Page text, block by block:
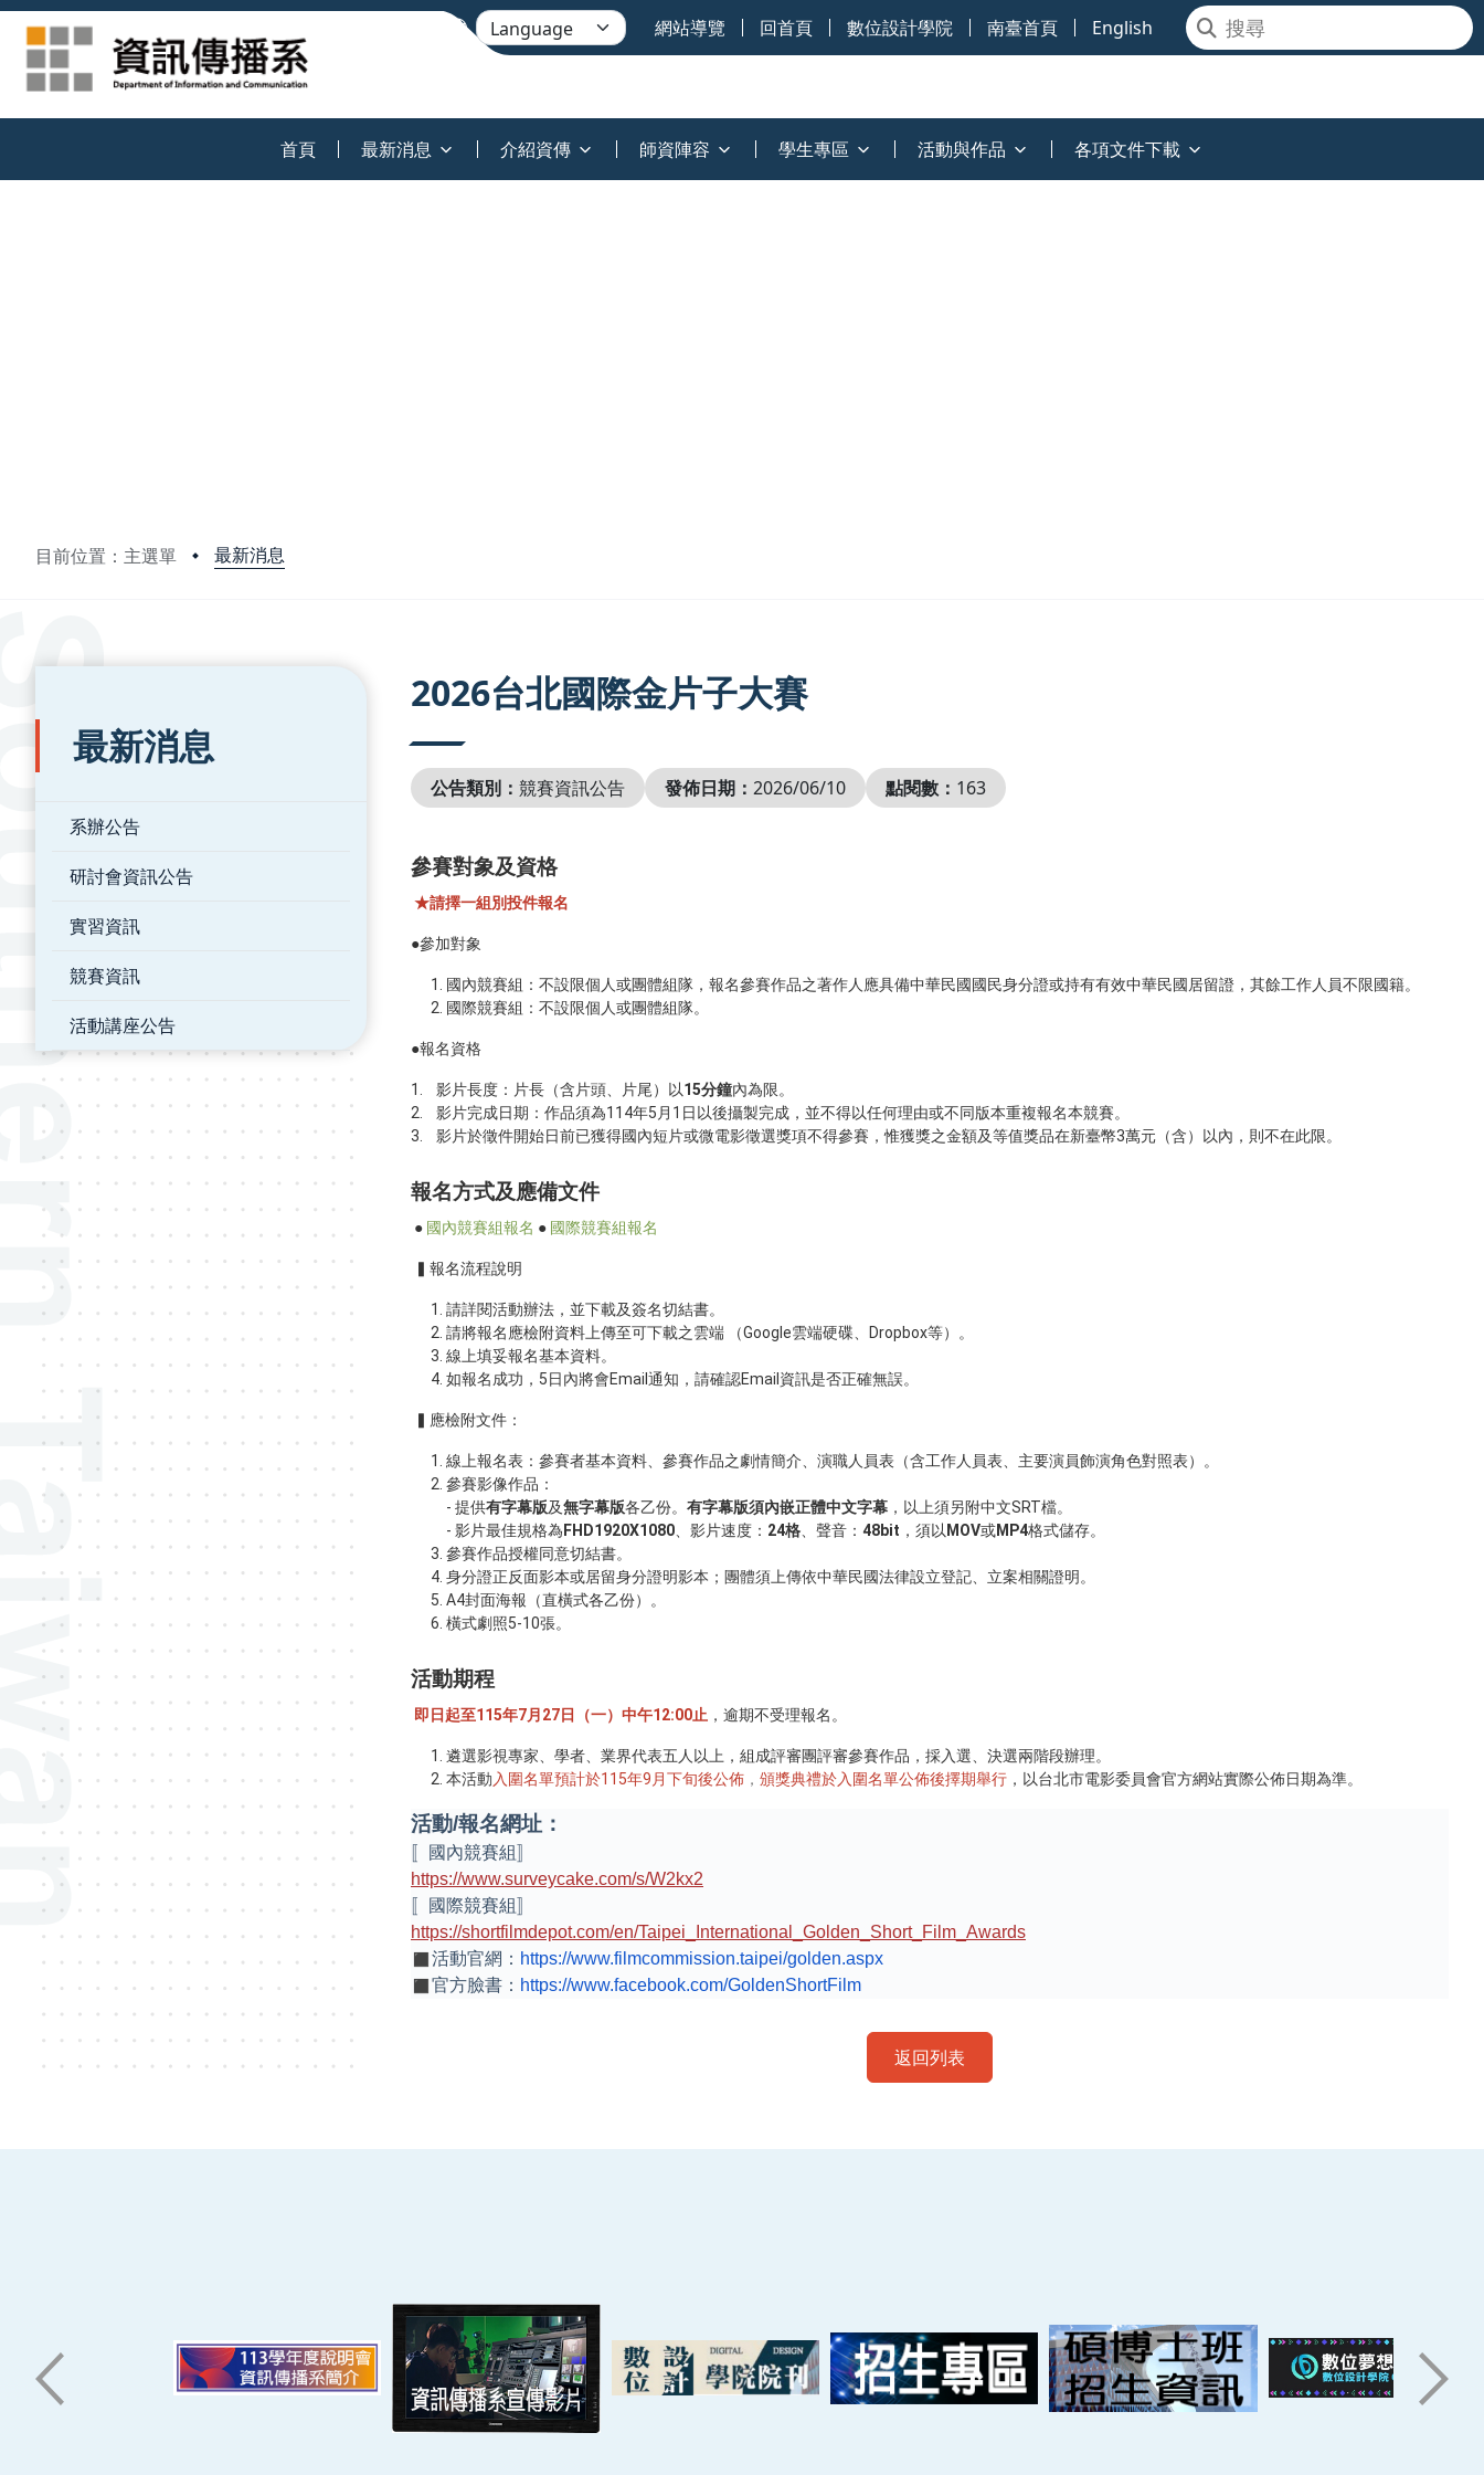
網站導覽 回首頁 數位設計學院 南臺首頁 English
首頁 最新消息 介紹資傳 師資陣容 學生專區 活動與作品 各項文件下載
目前位置：主選單 最新消息
:::
最新消息
系辦公告
研討會資訊公告
實習資訊
競賽資訊
活動講座公告
2026台北國際金片子大賽
公告類別： 競賽資訊公告 發佈日期： 2026/06/10 點閱數： 163
參賽對象及資格
★請擇一組別投件報名
●參加對象
國內競賽組：不設限個人或團體組隊，報名參賽作品之著作人應具備中華民國國民身分證或持有有效中華民國居留證，其餘工作人員不限國籍。
國際競賽組：不設限個人或團體組隊。
●報名資格
1. 影片長度：片長（含片頭、片尾）以15分鐘內為限。
2. 影片完成日期：作品須為114年5月1日以後攝製完成，並不得以任何理由或不同版本重複報名本競賽。
3. 影片於徵件開始日前已獲得國內短片或微電影徵選獎項不得參賽，惟獲獎之金額及等值獎品在新臺幣3萬元（含）以內，則不在此限。
報名方式及應備文件
● 國內競賽組報名 ● 國際競賽組報名
▍報名流程說明
請詳閱活動辦法，並下載及簽名切結書。
請將報名應檢附資料上傳至可下載之雲端 （Google雲端硬碟、Dropbox等）。
線上填妥報名基本資料。
如報名成功，5日內將會Email通知，請確認Email資訊是否正確無誤。
▍應檢附文件：
線上報名表：參賽者基本資料、參賽作品之劇情簡介、演職人員表（含工作人員表、主要演員飾演角色對照表）。
參賽影像作品：
- 提供有字幕版及無字幕版各乙份。 有字幕版須內嵌正體中文字幕 ，以上須另附中文SRT檔。
- 影片最佳規格為 FHD1920X1080 、影片速度： 24格 、聲音： 48bit ，須以 MOV或MP4格式儲存。
參賽作品授權同意切結書。
身分證正反面影本或居留身分證明影本；團體須上傳依中華民國法律設立登記、立案相關證明。
A4封面海報（直橫式各乙份）。
橫式劇照5-10張。
活動期程
即日起至115年7月27日（一）中午12:00止 ，逾期不受理報名。
遴選影視專家、學者、業界代表五人以上，組成評審團評審參賽作品，採入選、決選兩階段辦理。
本活動 入圍名單預計於115年9月下旬後公佈 ， 頒獎典禮於入圍名單公佈後擇期舉行 ，以台北市電影委員會官方網站實際公佈日期為準。
活動/報名網址：
〚國內競賽組〛
https://www.surveycake.com/s/W2kx2
〚國際競賽組〛
https://shortfilmdepot.com/en/Taipei_International_Golden_ Short_Film_Awards
︎活動官網： https://www.filmcommission.taipei/golden.aspx
︎官方臉書： https://www.facebook.com/GoldenShortFilm
返回列表
ic@stust.edu.tw